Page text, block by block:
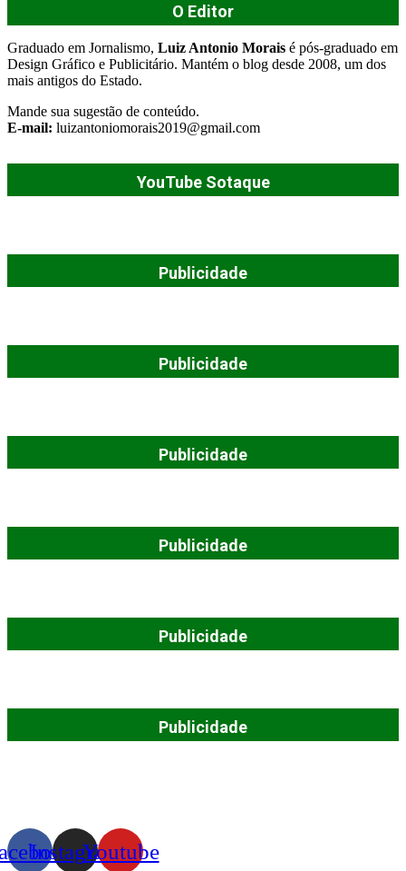
O Editor
Graduado em Jornalismo, Luiz Antonio Morais é pós-graduado em
Design Gráfico e Publicitário. Mantém o blog desde 2008, um dos
mais antigos do Estado.
Mande sua sugestão de conteúdo.
E-mail: luizantoniomorais2019@gmail.com
YouTube Sotaque
Publicidade
Publicidade
Publicidade
Publicidade
Publicidade
Publicidade
InstagramYoutube